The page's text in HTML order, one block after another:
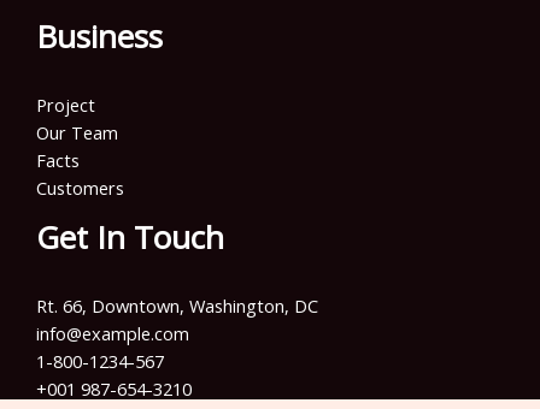
Business
Project
Our Team
Facts
Customers
Get In Touch
Rt. 66, Downtown, Washington, DC
info@example.com​
1-800-1234-567
+001 987-654-3210